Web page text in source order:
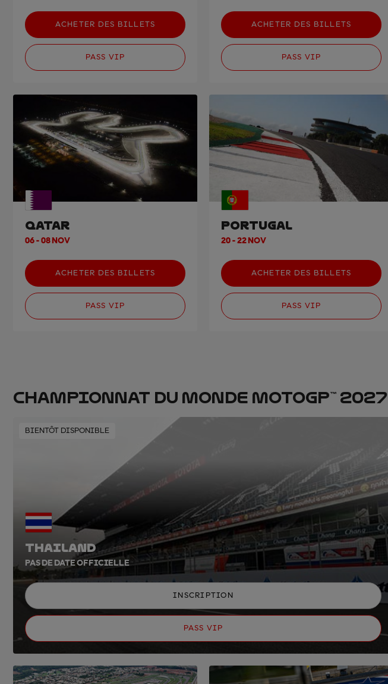
ACHETER DES BILLETS
PASS VIP
ACHETER DES BILLETS
PASS VIP
QATAR
06 - 08 NOV
ACHETER DES BILLETS
PASS VIP
PORTUGAL
20 - 22 NOV
ACHETER DES BILLETS
PASS VIP
CHAMPIONNAT DU MONDE MOTOGP™ 2027
BIENTÔT DISPONIBLE
THAILAND
PAS DE DATE OFFICIELLE
INSCRIPTION
PASS VIP